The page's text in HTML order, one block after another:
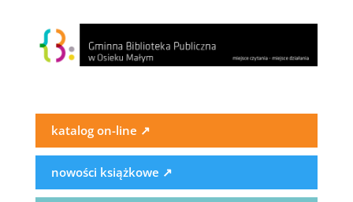
katalog on-line ↗
nowości książkowe ↗